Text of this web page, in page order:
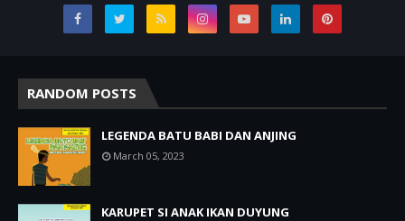
RANDOM POSTS
LEGENDA BATU BABI DAN ANJING
March 05, 2023
KARUPET SI ANAK IKAN DUYUNG